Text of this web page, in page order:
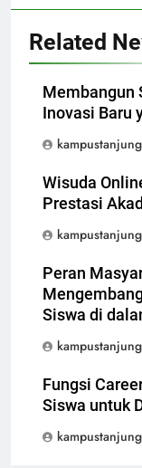
Related
Membangun
Inovasi Baru
Wisuda
Prestasi
Peran
Siswa di
Fungsi
Siswa untuk